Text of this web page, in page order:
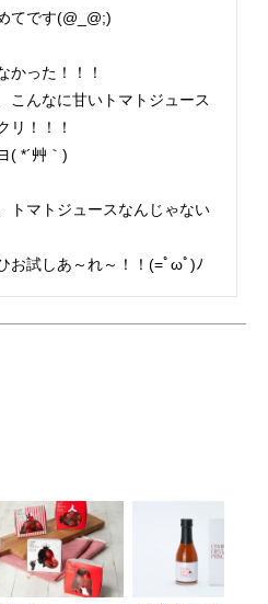
てです(@_@;)
かった！！！
こんなに甘いトマトジュース
リ！！！
( *´艸｀)
トマトジュースなんじゃない
お試しあ～れ～！！(=ﾟωﾟ)ﾉ